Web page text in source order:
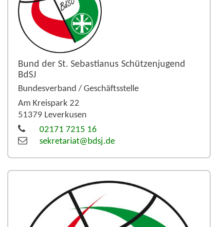
Bund der St. Sebastianus Schützenjugend
BdSJ
Bundesverband / Geschäftsstelle
Am Kreispark 22
51379 Leverkusen
02171 7215 16
sekretariat@bdsj.de